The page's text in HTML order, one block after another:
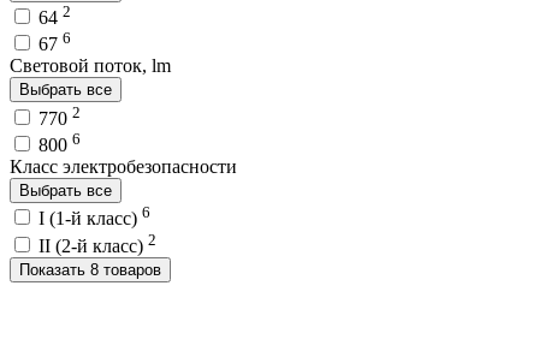
64 2
67 6
Световой поток, lm
Выбрать все
770 2
800 6
Класс электробезопасности
Выбрать все
I (1-й класс) 6
II (2-й класс) 2
Показать 8 товаров